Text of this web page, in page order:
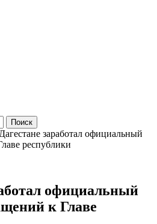
заработал официальный
республики
официальный
к Главе